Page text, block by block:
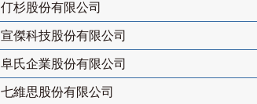
仃杉股份有限公司
宣傑科技股份有限公司
阜氏企業股份有限公司
七維思股份有限公司